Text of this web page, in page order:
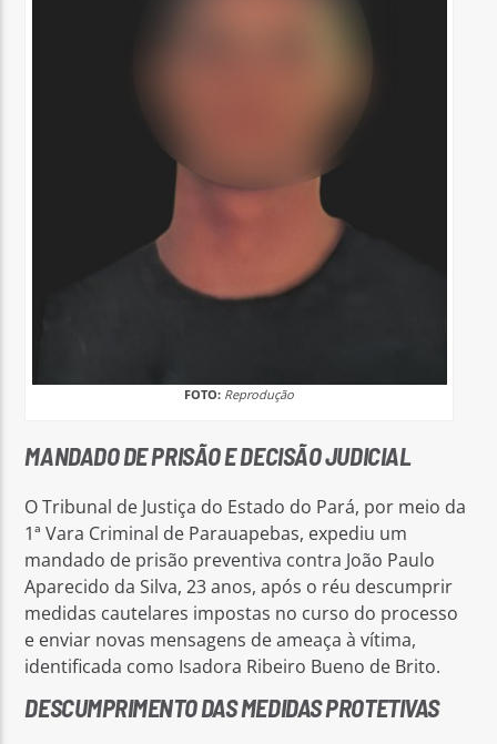
FOTO: Reprodução
MANDADO DE PRISÃO E DECISÃO JUDICIAL
O Tribunal de Justiça do Estado do Pará, por meio da
1ª Vara Criminal de Parauapebas, expediu um
mandado de prisão preventiva contra João Paulo
Aparecido da Silva, 23 anos, após o réu descumprir
medidas cautelares impostas no curso do processo
e enviar novas mensagens de ameaça à vítima,
identificada como Isadora Ribeiro Bueno de Brito.
DESCUMPRIMENTO DAS MEDIDAS PROTETIVAS